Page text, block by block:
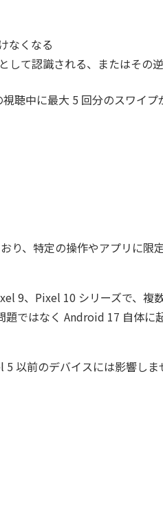
なくなる
して認識される、またはその
聴中に最大 5 回分のスワイプ
り、特定の操作やアプリに限
9、Pixel 10 シリーズで、複
ではなく Android 17 自体に
以前のデバイスには影響しま